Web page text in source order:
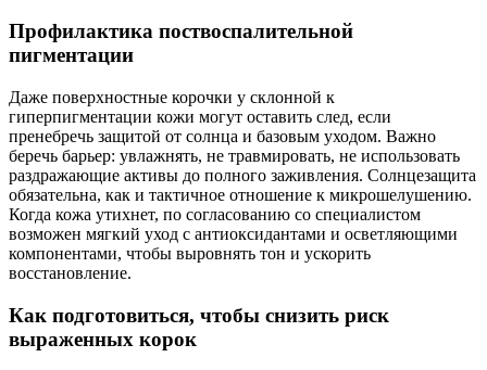
Профилактика поствоспалительной
пигментации
Даже поверхностные корочки у склонной к
гиперпигментации кожи могут оставить след, если
пренебречь защитой от солнца и базовым уходом. Важно
беречь барьер: увлажнять, не травмировать, не использовать
раздражающие активы до полного заживления. Солнцезащита
обязательна, как и тактичное отношение к микрошелушению.
Когда кожа утихнет, по согласованию со специалистом
возможен мягкий уход с антиоксидантами и осветляющими
компонентами, чтобы выровнять тон и ускорить
восстановление.
Как подготовиться, чтобы снизить риск
выраженных корок